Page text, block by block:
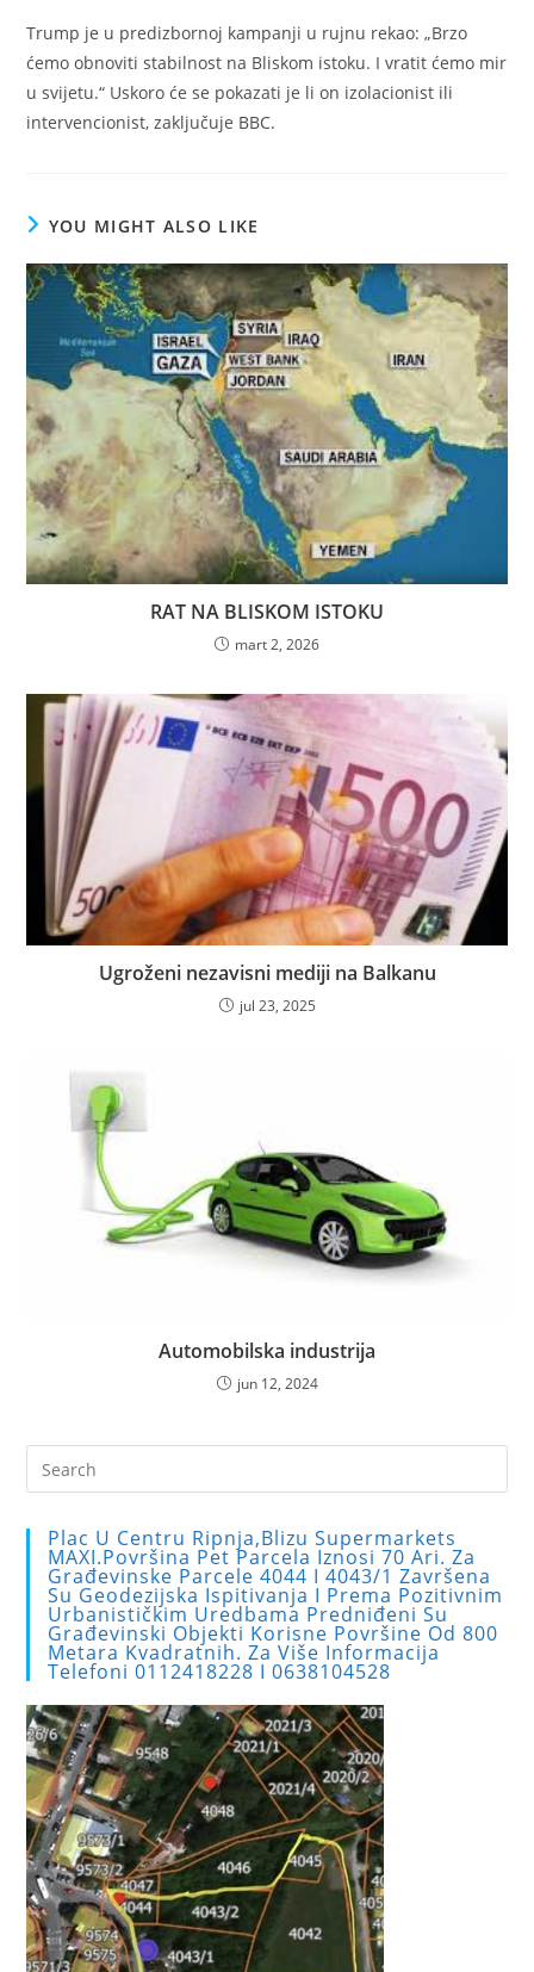
Trump je u predizbornoj kampanji u rujnu rekao: „Brzo
ćemo obnoviti stabilnost na Bliskom istoku. I vratit ćemo mir
u svijetu.“ Uskoro će se pokazati je li on izolacionist ili
intervencionist, zaključuje BBC.
YOU MIGHT ALSO LIKE
RAT NA BLISKOM ISTOKU
mart 2, 2026
Ugroženi nezavisni mediji na Balkanu
jul 23, 2025
Automobilska industrija
jun 12, 2024
Plac U Centru Ripnja,blizu Supermarkets
MAXI.Površina Pet Parcela Iznosi 70 Ari. Za
Građevinske Parcele 4044 I 4043/1 Završena
Su Geodezijska Ispitivanja I Prema Pozitivnim
Urbanističkim Uredbama Predniđeni Su
Građevinski Objekti Korisne Površine Od 800
Metara Kvadratnih. Za Više Informacija
Telefoni 0112418228 I 0638104528